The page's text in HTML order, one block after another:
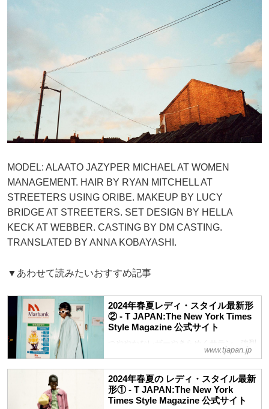
MODEL: ALAATO JAZYPER MICHAEL AT WOMEN
MANAGEMENT. HAIR BY RYAN MITCHELL AT
STREETERS USING ORIBE. MAKEUP BY LUCY
BRIDGE AT STREETERS. SET DESIGN BY HELLA
KECK AT WEBBER. CASTING BY DM CASTING.
TRANSLATED BY ANNA KOBAYASHI.
▼あわせて読みたいおすすめ記事
2024年春夏レディ・スタイル最新形
② - T JAPAN:The New York Times
Style Magazine 公式サイト
つややかなレザーやきらめくサテン、強烈
なソリッドカラー。’60ｓのモードシーン
を彷彿とさせつつ、2024年春夏、エレガ
ンスは新時代を迎えた
www.tjapan.jp
2024年春夏の レディ・スタイル最新
形① - T JAPAN:The New York
Times Style Magazine 公式サイト